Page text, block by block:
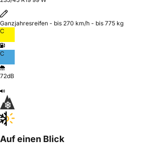
Ganzjahresreifen - bis 270 km/h - bis 775 kg
C
C
72dB
Auf einen Blick